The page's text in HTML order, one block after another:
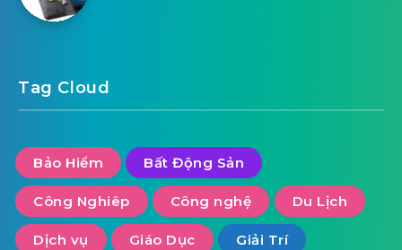
Tag Cloud
Bảo Hiểm Bất Động Sản
Công Nghiêp Công nghệ Du Lịch
Dịch vụ Giáo Dục Giải Trí